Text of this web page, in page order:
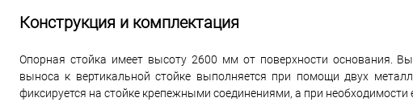
Конструкция и комплектация
Опорная стойка имеет высоту 2600 мм от поверхности основания.
выноса к вертикальной стойке выполняется при помощи двух
фиксируется на стойке крепежными соединениями, а при